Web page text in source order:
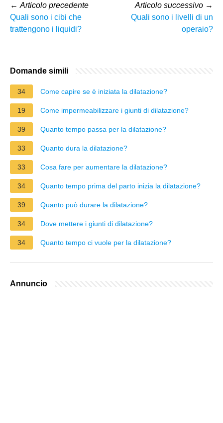
← Articolo precedente
Quali sono i cibi che
trattengono i liquidi?
Articolo successivo →
Quali sono i livelli di un
operaio?
Domande simili
34 Come capire se è iniziata la dilatazione?
19 Come impermeabilizzare i giunti di dilatazione?
39 Quanto tempo passa per la dilatazione?
33 Quanto dura la dilatazione?
33 Cosa fare per aumentare la dilatazione?
34 Quanto tempo prima del parto inizia la dilatazione?
39 Quanto può durare la dilatazione?
34 Dove mettere i giunti di dilatazione?
34 Quanto tempo ci vuole per la dilatazione?
Annuncio